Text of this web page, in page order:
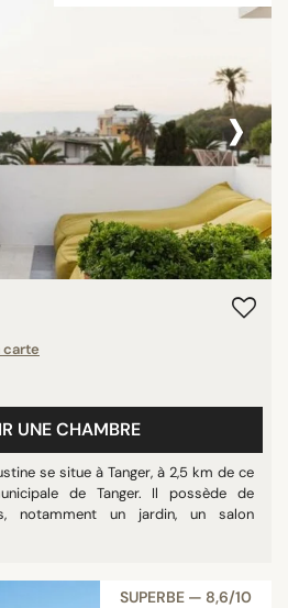
›
carte
UNE CHAMBRE
se situe à Tanger, à 2,5 km de ce
de Tanger. Il possède de
notamment un jardin, un salon
SUPERBE — 8,6/10